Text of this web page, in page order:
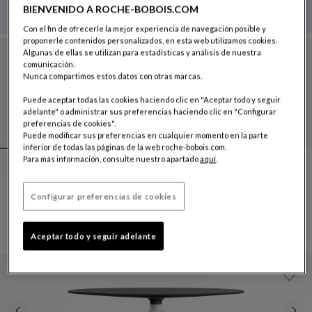
Descubrir
Aqua
Mesa De Comedor Redonda
Ver Descripción Completa
mesa de comedor redonda
BIENVENIDO A ROCHE-BOBOIS.COM
Con el fin de ofrecerle la mejor experiencia de navegación posible y
proponerle contenidos personalizados, en esta web utilizamos cookies.
Algunas de ellas se utilizan para estadísticas y análisis de nuestra
comunicación.
Nunca compartimos estos datos con otras marcas.
Puede aceptar todas las cookies haciendo clic en "Aceptar todo y seguir
adelante" o administrar sus preferencias haciendo clic en "Configurar
preferencias de cookies".
Puede modificar sus preferencias en cualquier momento en la parte
inferior de todas las páginas de la web roche-bobois.com.
Para más información, consulte nuestro apartadoaquí
Configurar preferencias de cookies
Aceptar todo y seguir adelante